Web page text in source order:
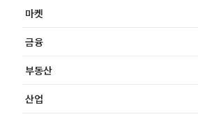
마켓
금융
부동산
산업